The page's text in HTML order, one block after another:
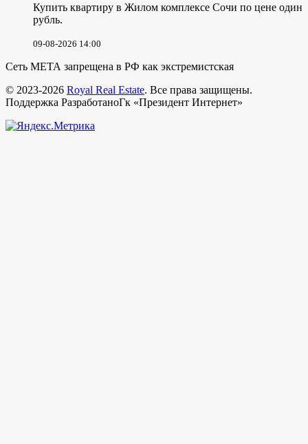
Купить квартиру в Жилом комплексе Сочи по цене один
рубль.
09-08-2026 14:00
Сеть МЕТА запрещена в РФ как экстремистская
© 2023-2026 Royal Real Estate. Все права защищены.
Поддержка РазработаноГк «Президент Интернет»